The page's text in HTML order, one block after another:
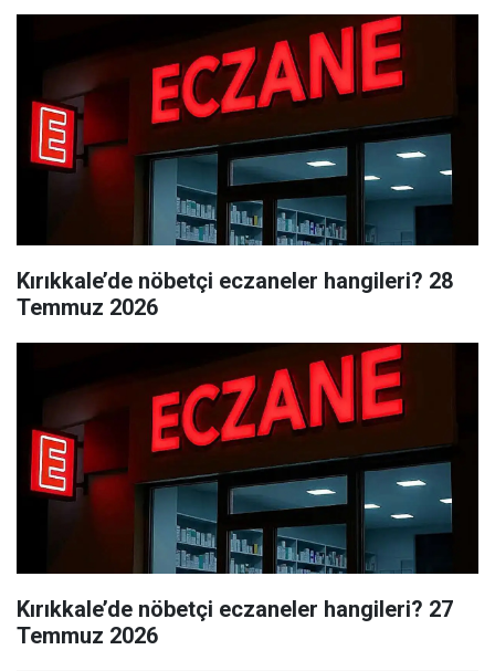
Kırıkkale’de nöbetçi eczaneler hangileri? 28
Temmuz 2026
Kırıkkale’de nöbetçi eczaneler hangileri? 27
Temmuz 2026